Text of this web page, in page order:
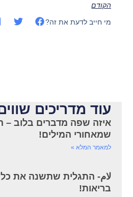
הקודם
מי חייב לדעת את זה?
עוד מדריכים
איזה שפה מדברים בלוב –
שמאחורי המילים!
למאמר המלא »
لام- התגלית שתשנה את
בריאות!